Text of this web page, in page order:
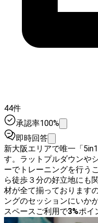
44件
承認率100%
即時回答
新大阪エリアで唯一「
す。ラットプルダウンや
ーでトレーニングを行う
ら徒歩３分の好立地にも
材が全て揃っております
ングのセッションにいか
スペースご利用で3%ポイ